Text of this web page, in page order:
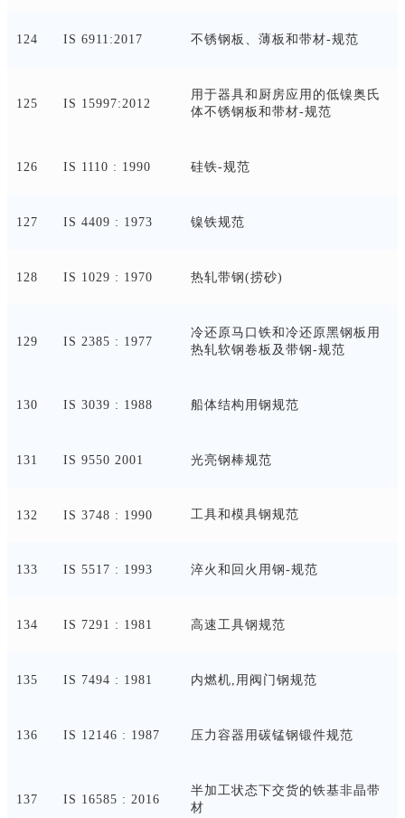
124 IS 6911:2017 不锈钢板、薄板和带材-规范
125 IS 15997:2012
用于器具和厨房应用的低镍奥氏
体不锈钢板和带材-规范
126 IS 1110 : 1990 硅铁-规范
127 IS 4409 : 1973 镍铁规范
128 IS 1029 : 1970 热轧带钢 (捞砂)
129 IS 2385 : 1977
冷还原马口铁和冷还原黑钢板用
热轧软钢卷板及带钢 -规范
130 IS 3039 : 1988 船体结构用钢规范
131 IS 9550 2001 光亮钢棒规范
132 IS 3748 : 1990 工具和模具钢规范
133 IS 5517 : 1993 淬火和回火用钢 -规范
134 IS 7291 : 1981 高速工具钢规范
135 IS 7494 : 1981 内燃机 ,用阀门钢规范
136 IS 12146 : 1987 压力容器用碳锰钢锻件规范
137 IS 16585 : 2016
半加工状态下交货的铁基非晶带
材